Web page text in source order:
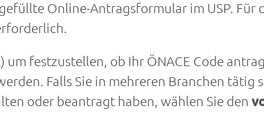
Online-Antragsformular im USP.
) um festzustellen, ob Ihr ÖNACE Code
Falls Sie in mehreren Branchen tätig
oder beantragt haben, wählen Sie den